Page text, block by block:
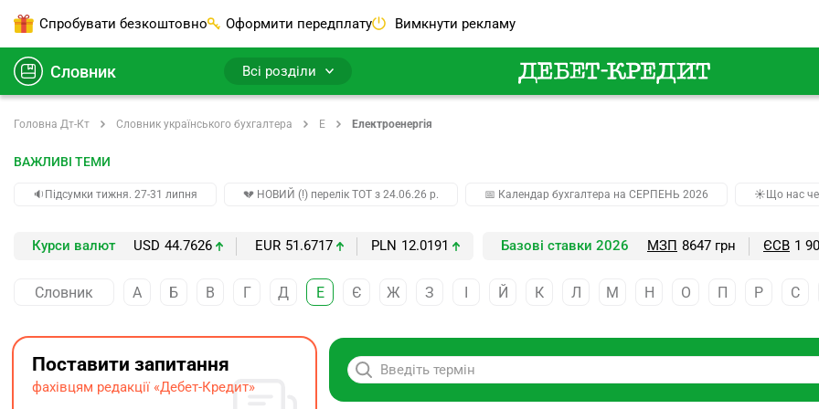
Спробувати безкоштовно Оформити передплату Вимкнути рекламу
Словник Всі розділи
Головна Дт-Кт Словник українського бухгалтера Е Електроенергія
ВАЖЛИВІ ТЕМИ
🔉Підсумки тижня. 27-31 липня 💔 НОВИЙ (!) перелік ТОТ з 24.06.26 р. 📅 Календар бухгалтера на СЕРПЕНЬ 2026 ☀️Що нас
Курси валют EUR 51.6717 PLN 12.0191
USD 44.7626 Базові ставки 2026 МЗП 8647 грн ЄСВ 1
Словник А Б В Г Д Е Є Ж З І Й К Л М Н О П Р С
Поставити запитання
фахівцям редакції «Дебет-Кредит»